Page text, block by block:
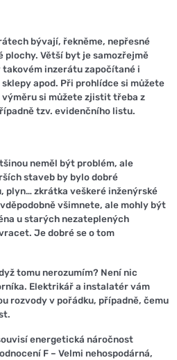
bývají, řekněme, nepřesné
Větší byt je samozřejmě
inzerátu započítané i
apod. Při prohlídce si můžete
si můžete zjistit třeba z
tzv. evidenčního listu.
neměl být problém, ale
staveb by bylo dobré
plyn… zkrátka veškeré inženýrské
všimnete, ale mohly být
u starých nezateplených
Je dobré se o tom
tomu nerozumím? Není nic
Elektrikář a instalatér vám
rozvody v pořádku, případně, čemu
energetická náročnost
F – Velmi nehospodárná,